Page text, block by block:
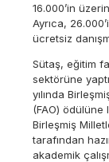
16.000’in
Ayrıca,
ücretsiz
Sütaş, eğitim
sektörüne
yılında
(FAO) ödülüne
Birleşmiş
tarafından
akademik